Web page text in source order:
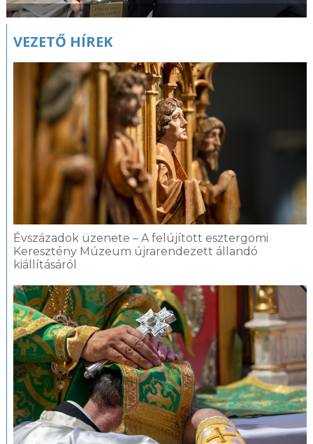
VEZETŐ HÍREK
Évszázadok üzenete – A felújított esztergomi
Keresztény Múzeum újrarendezett állandó
kiállításáról